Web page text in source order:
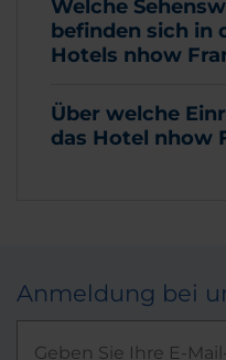
Welche
befinden sich in
Hotels nhow
Über welche
das Hotel nhow
Anmeldung bei